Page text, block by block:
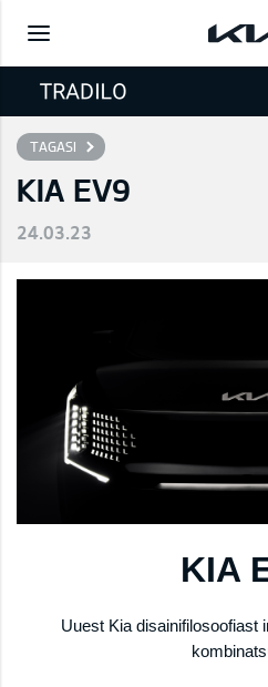
TAGASI
KIA EV9
24.03.23
KIA
Uuest Kia disainifilosoofiast